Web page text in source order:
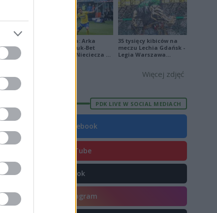
Ekstraklasa: Arka
Gdynia - Bruk-Bet
Termalica Nieciecza 2-
35 tysięcy kibiców na
meczu Lechia Gdańsk -
Legia Warszawa
Więcej zdjęć
PDK LIVE W SOCIAL MEDIACH
Facebook
YouTube
TikTok
Instagram